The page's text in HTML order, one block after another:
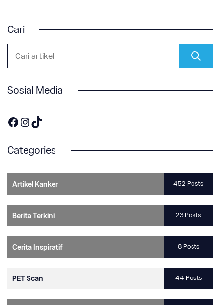
Cari
Sosial Media
https://www.facebook.com/OneOnco-104876148400857
https://www.instagram.com/accounts/login/?next=/one.onco/
TikTok
Categories
Artikel Kanker 452 Posts
Berita Terkini 23 Posts
Cerita Inspiratif 8 Posts
PET Scan 44 Posts